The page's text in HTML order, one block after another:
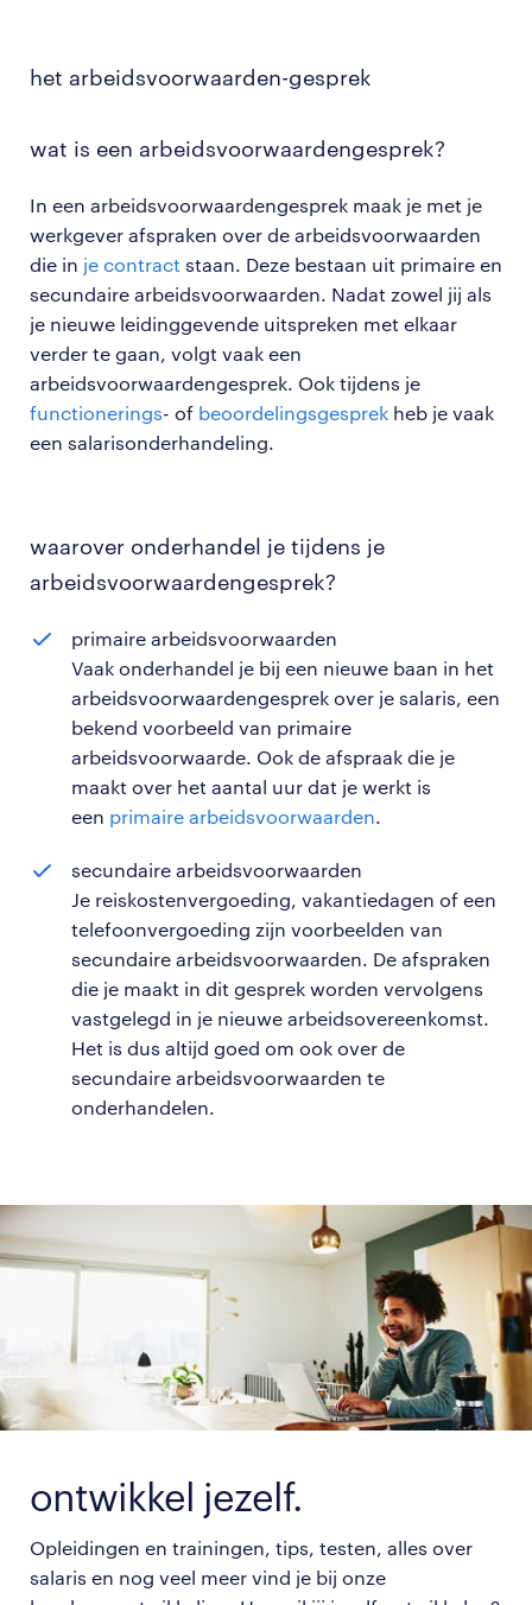
het arbeidsvoorwaarden-gesprek
wat is een arbeidsvoorwaardengesprek?
In een arbeidsvoorwaardengesprek maak je met je
werkgever afspraken over de arbeidsvoorwaarden
die in je contract staan. Deze bestaan uit primaire en
secundaire arbeidsvoorwaarden. Nadat zowel jij als
je nieuwe leidinggevende uitspreken met elkaar
verder te gaan, volgt vaak een
arbeidsvoorwaardengesprek. Ook tijdens je
functionerings- of beoordelingsgesprek heb je vaak
een salarisonderhandeling.
waarover onderhandel je tijdens je
arbeidsvoorwaardengesprek?
primaire arbeidsvoorwaarden
Vaak onderhandel je bij een nieuwe baan in het
arbeidsvoorwaardengesprek over je salaris, een
bekend voorbeeld van primaire
arbeidsvoorwaarde. Ook de afspraak die je
maakt over het aantal uur dat je werkt is
een primaire arbeidsvoorwaarden.
secundaire arbeidsvoorwaarden
Je reiskostenvergoeding, vakantiedagen of een
telefoonvergoeding zijn voorbeelden van
secundaire arbeidsvoorwaarden. De afspraken
die je maakt in dit gesprek worden vervolgens
vastgelegd in je nieuwe arbeidsovereenkomst.
Het is dus altijd goed om ook over de
secundaire arbeidsvoorwaarden te
onderhandelen.
ontwikkel jezelf.
Opleidingen en trainingen, tips, testen, alles over
salaris en nog veel meer vind je bij onze